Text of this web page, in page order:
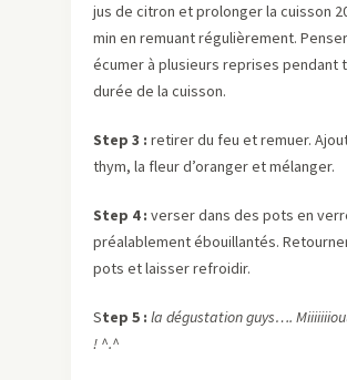
jus de citron et prolonger la cuisson
min en remuant régulièrement.
écumer à plusieurs reprises pendant
durée de la cuisson.
Step 3 : retirer du feu et remuer.
thym, la fleur d’oranger et mélanger.
Step 4 : verser dans des pots en
préalablement ébouillantés.
pots et laisser refroidir.
Step 5 : la dégustation guys….
! ^.^